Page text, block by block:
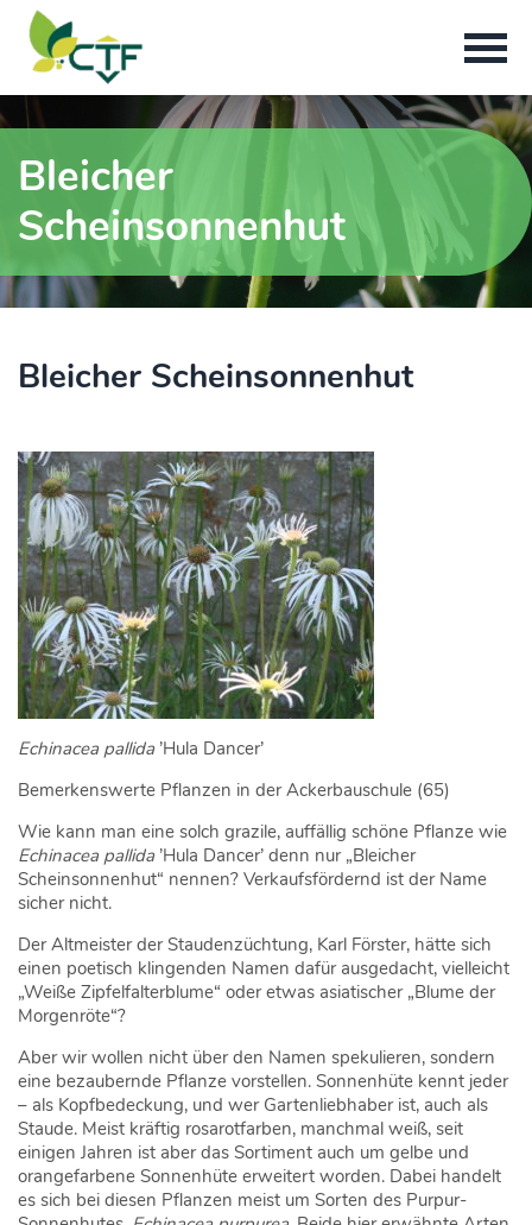
Bleicher
Scheinsonnenhut
Bleicher Scheinsonnenhut
Echinacea pallida ’Hula Dancer’
Bemerkenswerte Pflanzen in der Ackerbauschule (65)
Wie kann man eine solch grazile, auffällig schöne Pflanze wie
Echinacea pallida ’Hula Dancer’ denn nur „Bleicher
Scheinsonnenhut“ nennen? Verkaufsfördernd ist der Name
sicher nicht.
Der Altmeister der Staudenzüchtung, Karl Förster, hätte sich
einen poetisch klingenden Namen dafür ausgedacht, vielleicht
„Weiße Zipfelfalterblume“ oder etwas asiatischer „Blume der
Morgenröte“?
Aber wir wollen nicht über den Namen spekulieren, sondern
eine bezaubernde Pflanze vorstellen. Sonnenhüte kennt jeder
– als Kopfbedeckung, und wer Gartenliebhaber ist, auch als
Staude. Meist kräftig rosarotfarben, manchmal weiß, seit
einigen Jahren ist aber das Sortiment auch um gelbe und
orangefarbene Sonnenhüte erweitert worden. Dabei handelt
es sich bei diesen Pflanzen meist um Sorten des Purpur-